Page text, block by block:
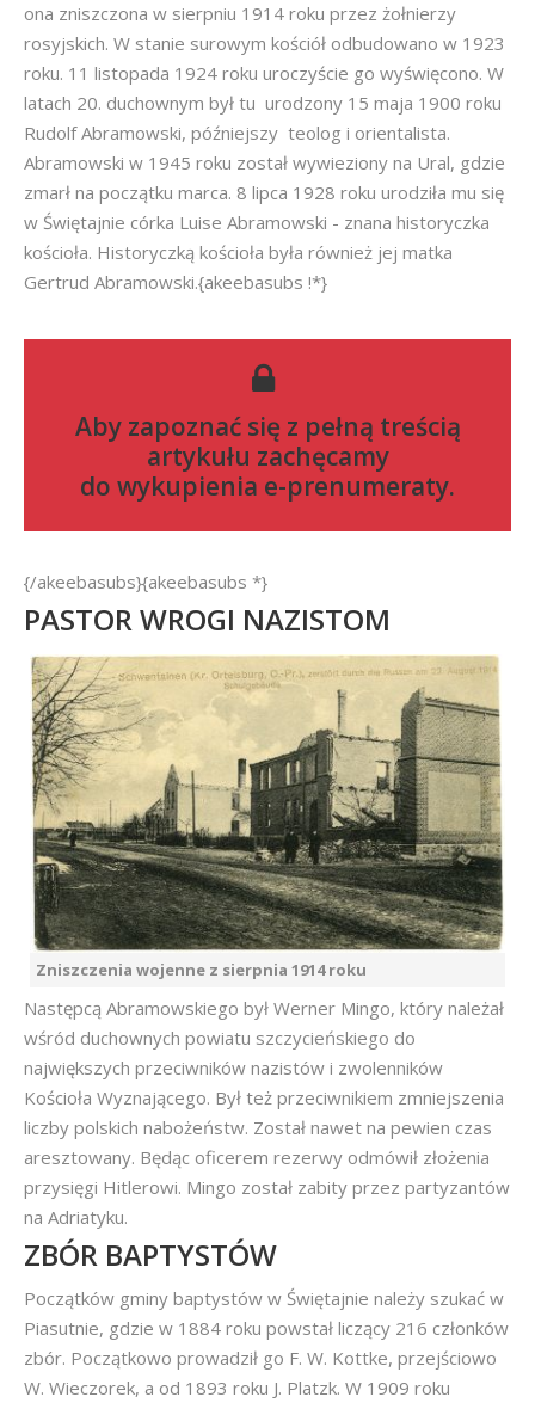
ona zniszczona w sierpniu 1914 roku przez żołnierzy
rosyjskich. W stanie surowym kościół odbudowano w 1923
roku. 11 listopada 1924 roku uroczyście go wyświęcono. W
latach 20. duchownym był tu urodzony 15 maja 1900 roku
Rudolf Abramowski, późniejszy teolog i orientalista.
Abramowski w 1945 roku został wywieziony na Ural, gdzie
zmarł na początku marca. 8 lipca 1928 roku urodziła mu się
w Świętajnie córka Luise Abramowski - znana historyczka
kościoła. Historyczką kościoła była również jej matka
Gertrud Abramowski.{akeebasubs !*}
Aby zapoznać się z pełną treścią
artykułu zachęcamy
do wykupienia e-prenumeraty.
{/akeebasubs}{akeebasubs *}
PASTOR WROGI NAZISTOM
Zniszczenia wojenne z sierpnia 1914 roku
Następcą Abramowskiego był Werner Mingo, który należał
wśród duchownych powiatu szczycieńskiego do
największych przeciwników nazistów i zwolenników
Kościoła Wyznającego. Był też przeciwnikiem zmniejszenia
liczby polskich nabożeństw. Został nawet na pewien czas
aresztowany. Będąc oficerem rezerwy odmówił złożenia
przysięgi Hitlerowi. Mingo został zabity przez partyzantów
na Adriatyku.
ZBÓR BAPTYSTÓW
Początków gminy baptystów w Świętajnie należy szukać w
Piasutnie, gdzie w 1884 roku powstał liczący 216 członków
zbór. Początkowo prowadził go F. W. Kottke, przejściowo
W. Wieczorek, a od 1893 roku J. Platzk. W 1909 roku